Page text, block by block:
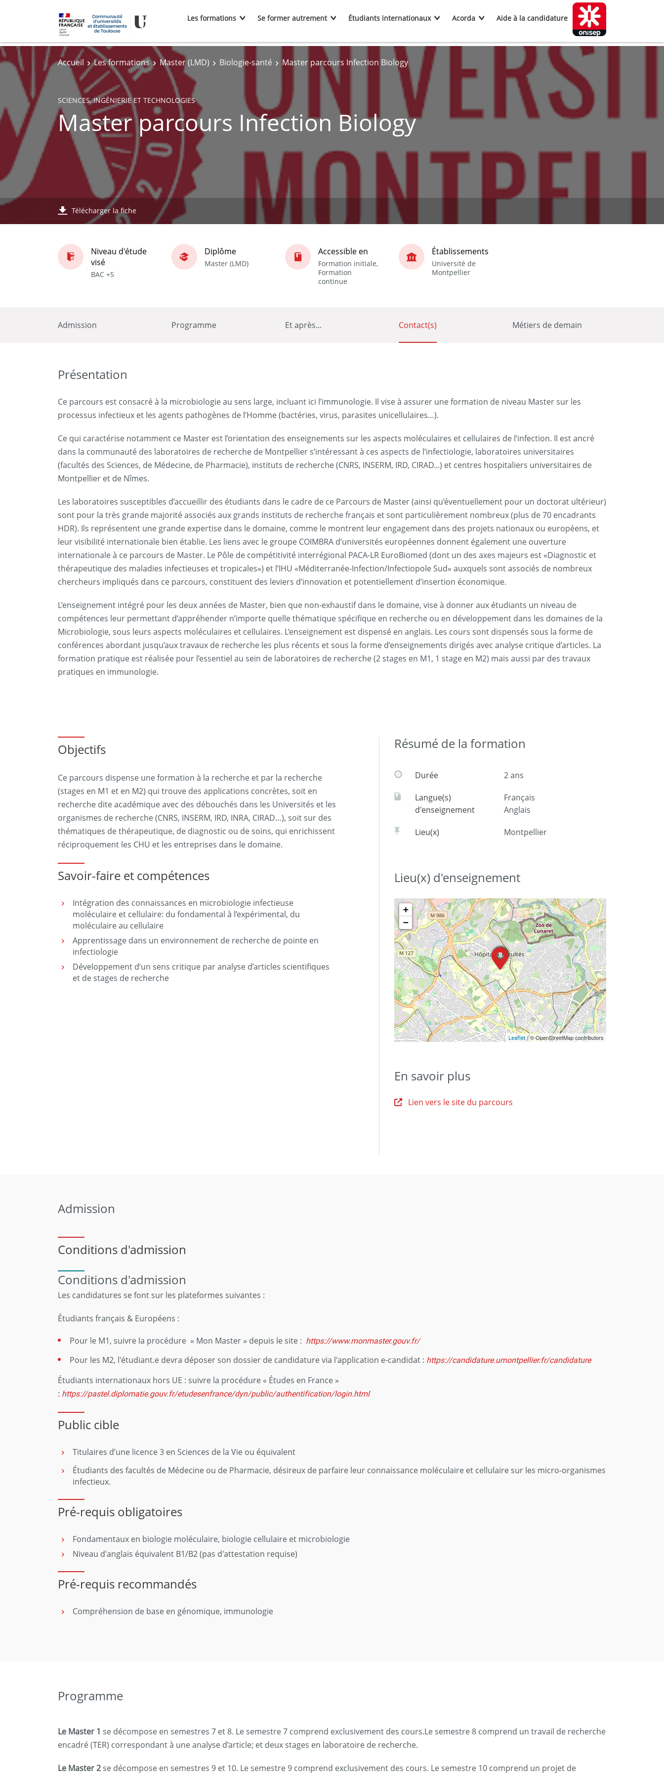
Les formations Se former autrement Étudiants internationaux Acorda Aide à la candidature
Accueil Les formations Master (LMD) Biologie-santé Master parcours Infection Biology
SCIENCES, INGÉNIERIE ET TECHNOLOGIES
Master parcours Infection Biology
Télécharger la fiche
Niveau d'étude
visé
BAC +5
Diplôme
Master (LMD)
Accessible en
Formation initiale,
Formation
continue
Établissements
Université de
Montpellier
Admission Programme Et après... Contact(s) Métiers de demain
Présentation
Ce parcours est consacré à la microbiologie au sens large, incluant ici l’immunologie. Il vise à assurer une formation de niveau Master sur les
processus infectieux et les agents pathogènes de l’Homme (bactéries, virus, parasites unicellulaires…).
Ce qui caractérise notamment ce Master est l’orientation des enseignements sur les aspects moléculaires et cellulaires de l’infection. Il est ancré
dans la communauté des laboratoires de recherche de Montpellier s’intéressant à ces aspects de l’infectiologie, laboratoires universitaires
(facultés des Sciences, de Médecine, de Pharmacie), instituts de recherche (CNRS, INSERM, IRD, CIRAD...) et centres hospitaliers universitaires de
Montpellier et de Nîmes.
Les laboratoires susceptibles d’accueillir des étudiants dans le cadre de ce Parcours de Master (ainsi qu’éventuellement pour un doctorat ultérieur)
sont pour la très grande majorité associés aux grands instituts de recherche français et sont particulièrement nombreux (plus de 70 encadrants
HDR). Ils représentent une grande expertise dans le domaine, comme le montrent leur engagement dans des projets nationaux ou européens, et
leur visibilité internationale bien établie. Les liens avec le groupe COIMBRA d’universités européennes donnent également une ouverture
internationale à ce parcours de Master. Le Pôle de compétitivité interrégional PACA-LR EuroBiomed (dont un des axes majeurs est «Diagnostic et
thérapeutique des maladies infectieuses et tropicales») et l’IHU «Méditerranée-Infection/Infectiopole Sud» auxquels sont associés de nombreux
chercheurs impliqués dans ce parcours, constituent des leviers d’innovation et potentiellement d’insertion économique.
L’enseignement intégré pour les deux années de Master, bien que non-exhaustif dans le domaine, vise à donner aux étudiants un niveau de
compétences leur permettant d’appréhender n’importe quelle thématique spécifique en recherche ou en développement dans les domaines de la
Microbiologie, sous leurs aspects moléculaires et cellulaires. L’enseignement est dispensé en anglais. Les cours sont dispensés sous la forme de
conférences abordant jusqu’aux travaux de recherche les plus récents et sous la forme d’enseignements dirigés avec analyse critique d’articles. La
formation pratique est réalisée pour l’essentiel au sein de laboratoires de recherche (2 stages en M1, 1 stage en M2) mais aussi par des travaux
pratiques en immunologie.
Objectifs
Ce parcours dispense une formation à la recherche et par la recherche
(stages en M1 et en M2) qui trouve des applications concrètes, soit en
recherche dite académique avec des débouchés dans les Universités et les
organismes de recherche (CNRS, INSERM, IRD, INRA, CIRAD…), soit sur des
thématiques de thérapeutique, de diagnostic ou de soins, qui enrichissent
réciproquement les CHU et les entreprises dans le domaine.
Savoir-faire et compétences
Intégration des connaissances en microbiologie infectieuse
moléculaire et cellulaire: du fondamental à l’expérimental, du
moléculaire au cellulaire
Apprentissage dans un environnement de recherche de pointe en
infectiologie
Développement d’un sens critique par analyse d’articles scientifiques
et de stages de recherche
Résumé de la formation
Durée 2 ans
Langue(s)
d'enseignement
Français
Anglais
Lieu(x) Montpellier
Lieu(x) d'enseignement
+
−
Leaflet| © OpenStreetMap contributors
En savoir plus
Lien vers le site du parcours
Admission
Conditions d'admission
Conditions d'admission
Les candidatures se font sur les plateformes suivantes :
Étudiants français & Européens :
Pour le M1, suivre la procédure « Mon Master » depuis le site : https://www.monmaster.gouv.fr/
Pour les M2, l'étudiant.e devra déposer son dossier de candidature via l'application e-candidat : https://candidature.umontpellier.fr/candidature
Étudiants internationaux hors UE : suivre la procédure « Études en France »
: https://pastel.diplomatie.gouv.fr/etudesenfrance/dyn/public/authentification/login.html
Public cible
Titulaires d’une licence 3 en Sciences de la Vie ou équivalent
Étudiants des facultés de Médecine ou de Pharmacie, désireux de parfaire leur connaissance moléculaire et cellulaire sur les micro-organismes
infectieux.
Pré-requis obligatoires
Fondamentaux en biologie moléculaire, biologie cellulaire et microbiologie
Niveau d'anglais équivalent B1/B2 (pas d'attestation requise)
Pré-requis recommandés
Compréhension de base en génomique, immunologie
Programme
Le Master 1 se décompose en semestres 7 et 8. Le semestre 7 comprend exclusivement des cours.Le semestre 8 comprend un travail de recherche
encadré (TER) correspondant à une analyse d’article; et deux stages en laboratoire de recherche.
Le Master 2se décompose en semestres 9 et 10. Le semestre 9 comprend exclusivement des cours. Le semestre 10 comprend un projet de